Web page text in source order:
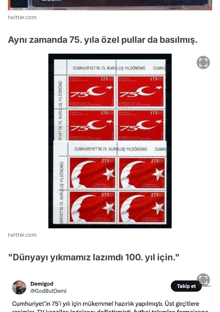
twitter.com
Aynı zamanda 75. yıla özel pullar da basılmış.
twitter.com
"Dünyayı yıkmamız lazımdı 100. yıl için."